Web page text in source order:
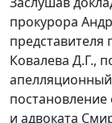
прокурора
представителя
Ковалева Д.Г.,
и адвоката